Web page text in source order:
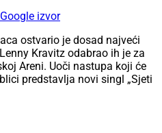
izvor
ostvario je dosad najveći
Kravitz odabrao ih je za
Areni. Uoči nastupa koji će
predstavlja novi singl „Sjeti